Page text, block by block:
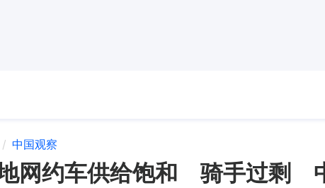
中国观察
网约车供给饱和 骑手过剩